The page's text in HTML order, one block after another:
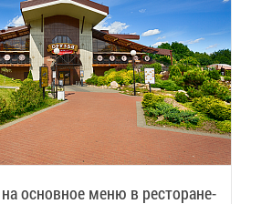
ос­нов­ное ме­ню в ре­сто­ране-